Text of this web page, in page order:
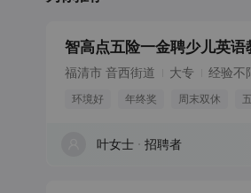
智高点五险一金聘少儿英语
福清市 音西街道 大专 经验不
环境好 年终奖 周末双休
叶女士 招聘者